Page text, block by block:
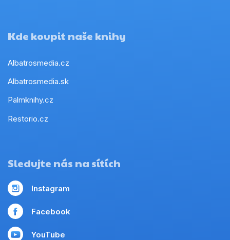
Kde koupit naše knihy
Albatrosmedia.cz
Albatrosmedia.sk
Palmknihy.cz
Restorio.cz
Sledujte nás na sítích
Instagram
Facebook
YouTube